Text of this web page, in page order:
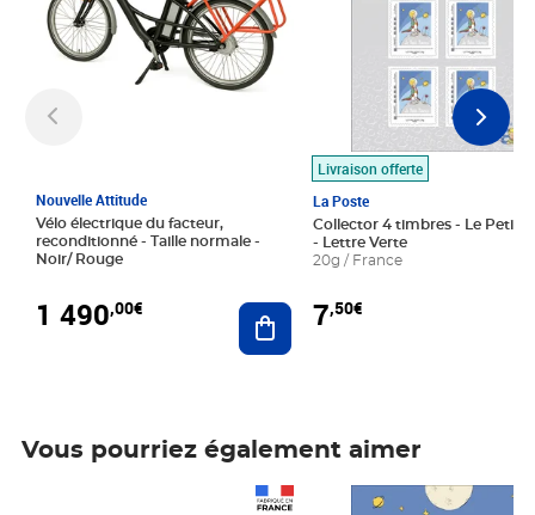
Nouvelle Attitude
Vélo électrique du facteur,
reconditionné - Taille normale -
Noir/ Rouge
1 490,00€ Ajouter au panier
Livraison offerte
La Poste
Collector 4 timbres - Le Petit
- Lettre Verte
20g / France
7,50€
Vous pourriez également aimer
Prix 7,50€